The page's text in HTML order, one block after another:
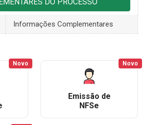
Informações Complementares
Novo
Emissão de
NFSe
Novo